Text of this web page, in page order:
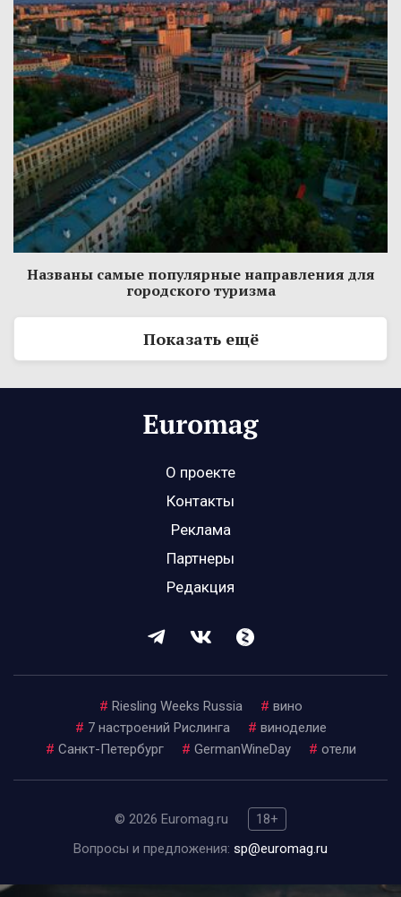
Названы самые популярные направления для
городского туризма
Показать ещё
О проекте
Контакты
Реклама
Партнеры
Редакция
# Riesling Weeks Russia # вино
# 7 настроений Рислинга # виноделие
# Санкт-Петербург # GermanWineDay # отели
© 2026 Euromag.ru
18+
Вопросы и предложения: sp@euromag.ru